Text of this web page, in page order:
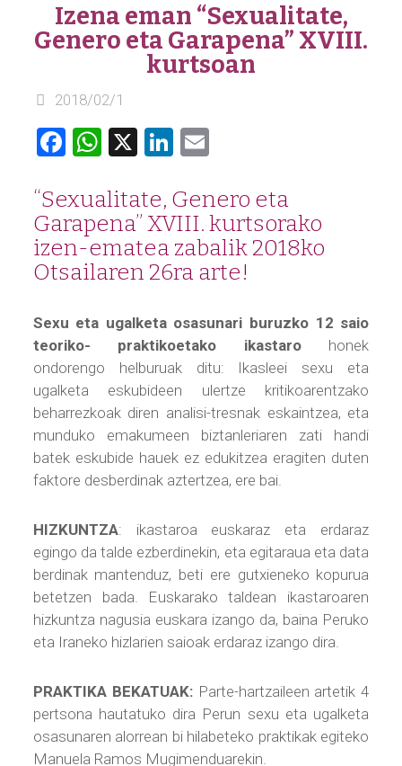
Izena eman “Sexualitate,
Genero eta Garapena” XVIII.
kurtsoan
2018/02/1
Facebook
WhatsApp
X LinkedIn
Email
“Sexualitate, Genero eta
Garapena” XVIII. kurtsorako
izen-ematea zabalik 2018ko
Otsailaren 26ra arte!
Sexu eta ugalketa osasunari buruzko 12 saio
teoriko- praktikoetako ikastarohonek
ondorengo helburuak ditu: Ikasleei sexu eta
ugalketa eskubideen ulertze kritikoarentzako
beharrezkoak diren analisi-tresnak eskaintzea, eta
munduko emakumeen biztanleriaren zati handi
batek eskubide hauek ez edukitzea eragiten duten
faktore desberdinak aztertzea, ere bai.
HIZKUNTZA: ikastaroa euskaraz eta erdaraz
egingo da talde ezberdinekin, eta egitaraua eta data
berdinak mantenduz, beti ere gutxieneko kopurua
betetzen bada. Euskarako taldean ikastaroaren
hizkuntza nagusia euskara izango da, baina Peruko
eta Iraneko hizlarien saioak erdaraz izango dira.
PRAKTIKA BEKATUAK: Parte-hartzaileen artetik 4
pertsona hautatuko dira Perun sexu eta ugalketa
osasunaren alorrean bi hilabeteko praktikak egiteko
Manuela Ramos Mugimenduarekin.